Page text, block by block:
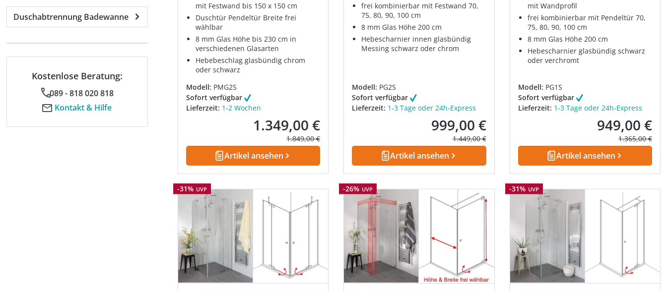
Duschabtrennung Badewanne
Kostenlose Beratung:
089 - 818 020 818
Kontakt & Hilfe
mit Festwand bis 150 x 150 cm
Duschtür Pendeltür Breite frei
wählbar
8 mm Glas Höhe bis 230 cm in
verschiedenen Glasarten
Hebebeschlag glasbündig chrom
oder schwarz
Modell: PMG2S
Sofort verfügbar
Lieferzeit: 1-2 Wochen
Verkaufspreis:
1.349,00 €
Regulärer Preis:
1.849,00 €
Artikel ansehen
frei kombinierbar mit Festwand 70,
75, 80, 90, 100 cm
8 mm Glas Höhe 200 cm
Hebescharnier innen glasbündig
Messing schwarz oder chrom
Modell: PG2S
Sofort verfügbar
Lieferzeit: 1-3 Tage oder 24h-Express
Verkaufspreis:
999,00 €
Regulärer Preis:
1.449,00 €
Artikel ansehen
mit Wandprofil
frei kombinierbar mit Pendeltür 70,
75, 80, 90, 100 cm
8 mm Glas Höhe 200 cm
Hebescharnier glasbündig schwarz
oder verchromt
Modell: PG1S
Sofort verfügbar
Lieferzeit: 1-3 Tage oder 24h-Express
Verkaufspreis:
949,00 €
Regulärer
1.365,00 €
Artikel ansehen
Rabatt
-31% UVP Rabatt
-26% UVP Rabatt
-31% UVP